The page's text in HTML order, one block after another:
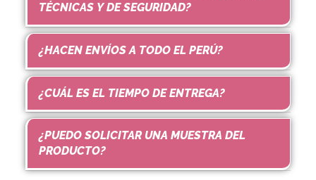
TÉCNICAS Y DE SEGURIDAD?
¿HACEN ENVÍOS A TODO EL PERÚ?
¿CUÁL ES EL TIEMPO DE ENTREGA?
¿PUEDO SOLICITAR UNA MUESTRA DEL
PRODUCTO?